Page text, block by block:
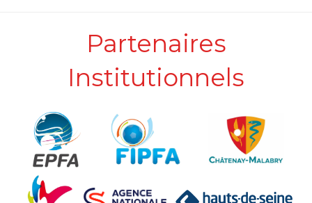
Partenaires
Institutionnels